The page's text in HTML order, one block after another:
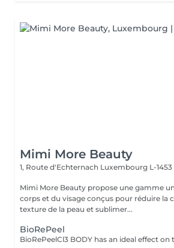
Mimi More Beauty
1, Route d'Echternach Luxembourg L-1453
Mimi More Beauty propose une gamme
corps et du visage conçus pour réduire la
texture de la peau et sublimer...
BioRePeel